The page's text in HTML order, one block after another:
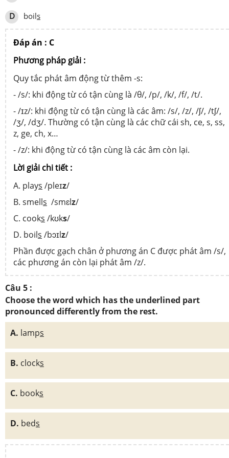
D boils
Đáp án : C
Phương pháp giải :
Quy tắc phát âm động từ thêm -s:
- /s/: khi động từ có tận cùng là /θ/, /p/, /k/, /f/, /t/.
- /ɪz/: khi động từ có tận cùng là các âm: /s/, /z/, /ʃ/, /tʃ/,
/ʒ/, /dʒ/. Thường có tận cùng là các chữ cái sh, ce, s, ss,
z, ge, ch, x…
- /z/: khi động từ có tận cùng là các âm còn lại.
Lời giải chi tiết :
A. plays /pleɪz/
B. smells /smɛlz/
C. cooks /kʊks/
D. boils /bɔɪlz/
Phần được gạch chân ở phương án C được phát âm /s/,
các phương án còn lại phát âm /z/.
Câu 5 :
Choose the word which has the underlined part
pronounced differently from the rest.
A. lamps
B. clocks
C. books
D. beds